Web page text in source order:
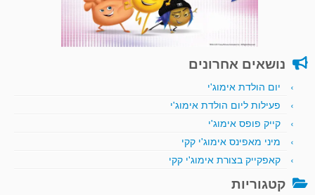
נושאים אחרונים
יום הולדת אימוג'י
פעילות ליום הולדת אימוג'י
קייק פופס אימוג'י
מיני מאפינס אימוג'י קקי
קאפקייק בצורת אימוג'י קקי
קטגוריות